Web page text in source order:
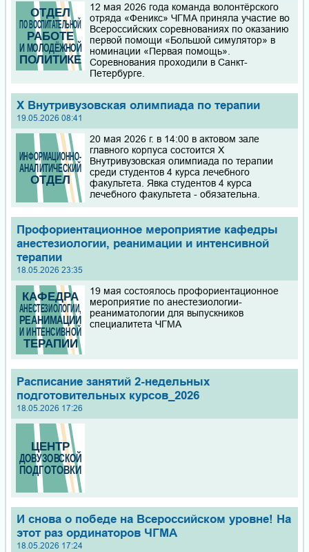
12 мая 2026 года команда волонтёрского
отряда «Феникс» ЧГМА приняла участие во
Всероссийских соревнованиях по оказанию
первой помощи «Большой симулятор» в
номинации «Первая помощь».
Соревнования проходили в Санкт-
Петербурге.
X Внутривузовская олимпиада по терапии
19.05.2026 08:41
20 мая 2026 г. в 14:00 в актовом зале
главного корпуса состоится X
Внутривузовская олимпиада по терапии
среди студентов 4 курса лечебного
факультета. Явка студентов 4 курса
лечебного факультета - обязательна.
Профориентационное мероприятие кафедры
анестезиологии, реанимации и интенсивной
терапии
18.05.2026 23:35
19 мая состоялось профориентационное
мероприятие по анестезиологии-
реаниматологии для выпускников
специалитета ЧГМА
Расписание занятий 2-недельных
подготовительных курсов_2026
18.05.2026 17:26
И снова о победе на Всероссийском уровне! На
этот раз ординаторов ЧГМА
18.05.2026 17:24